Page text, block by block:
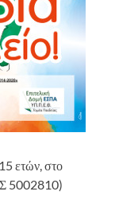
ετών, στο
5002810)